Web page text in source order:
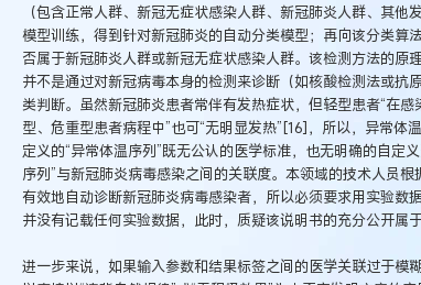
（包含正常人群、新冠无症状感染人群、新冠肺炎人群、其
模型训练，得到针对新冠肺炎的自动分类模型；再向该分类算
否属于新冠肺炎人群或新冠无症状感染人群。该检测方法的原
并不是通过对新冠病毒本身的检测来诊断（如核酸检测法或抗
类判断。虽然新冠肺炎患者常伴有发热症状，但轻型患者“在
型、危重型患者病程中”也可“无明显发热”[16]，所以，异常体
定义的“异常体温序列”既无公认的医学标准，也无明确的自定
序列”与新冠肺炎病毒感染之间的关联度。本领域的技术人员
有效地自动诊断新冠肺炎病毒感染者，所以必须要求用实验数
并没有记载任何实验数据，此时，质疑该说明书的充分公开属于
进一步来说，如果输入参数和结果标签之间的医学关联过于模